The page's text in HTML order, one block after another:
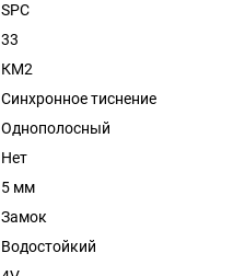
SPC
33
КМ2
Синхронное тиснение
Однополосный
Нет
5 мм
Замок
Водостойкий